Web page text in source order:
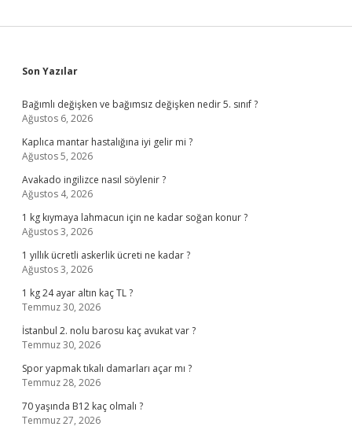
Sidebar
Son Yazılar
Bağımlı değişken ve bağımsız değişken nedir 5. sınıf ?
Ağustos 6, 2026
Kaplıca mantar hastalığına iyi gelir mi ?
Ağustos 5, 2026
Avakado ingilizce nasıl söylenir ?
Ağustos 4, 2026
1 kg kıymaya lahmacun için ne kadar soğan konur ?
Ağustos 3, 2026
1 yıllık ücretli askerlik ücreti ne kadar ?
Ağustos 3, 2026
1 kg 24 ayar altın kaç TL ?
Temmuz 30, 2026
İstanbul 2. nolu barosu kaç avukat var ?
Temmuz 30, 2026
Spor yapmak tıkalı damarları açar mı ?
Temmuz 28, 2026
70 yaşında B12 kaç olmalı ?
Temmuz 27, 2026